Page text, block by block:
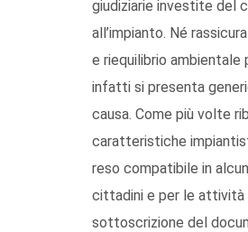
giudiziarie investite del
all’impianto. Né
e riequilibrio
infatti si presenta
causa. Come più volte
caratteristiche
reso compatibile in
cittadini e per le attività
sottoscrizione del